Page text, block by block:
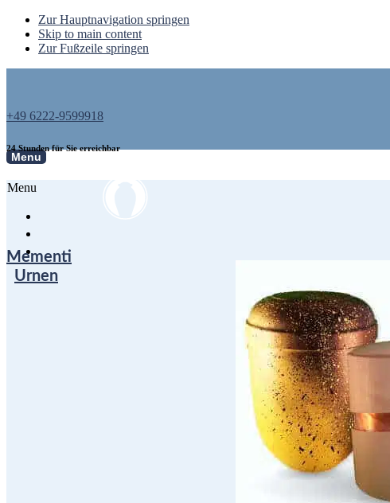
Zur Hauptnavigation springen
Skip to main content
Zur Fußzeile springen
+49 6222-9599918
24 Stunden für Sie erreichbar
Mementi
Urnen
Menu
Menu